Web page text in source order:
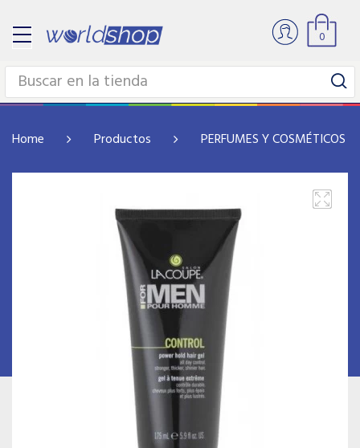
0
Home Productos PERFUMES Y COSMÉTICOS